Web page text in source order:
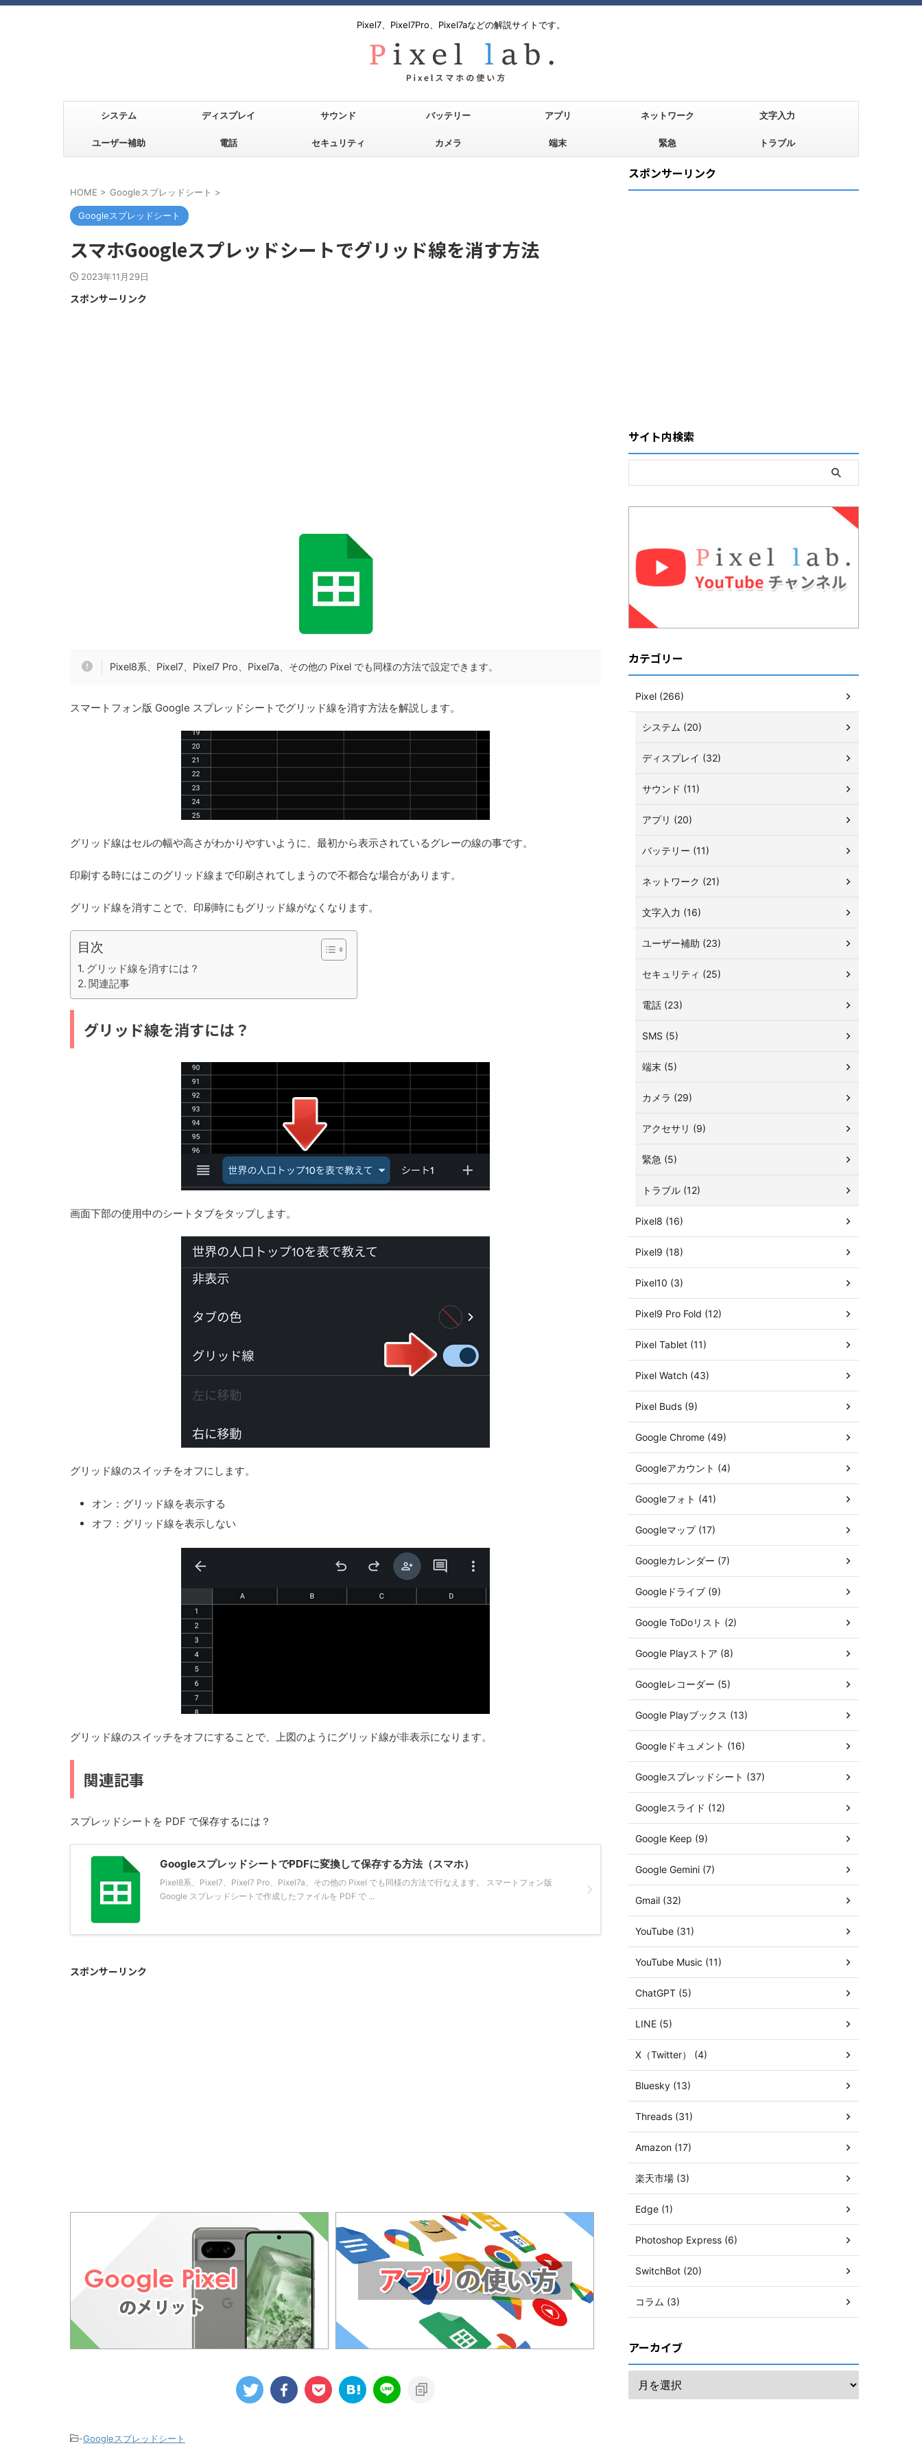
Pixel7、Pixel7Pro、Pixel7aなどの解説サイトです。
システム ディスプレイ サウンド バッテリー アプリ ネットワーク 文字入力
ユーザー補助 電話 セキュリティ カメラ 端末 緊急 トラブル
HOME > Googleスプレッドシート >
Googleスプレッドシート
スマホGoogleスプレッドシートでグリッド線を消す方法
2023年11月29日
スポンサーリンク
Pixel8系、Pixel7、Pixel7 Pro、Pixel7a、その他の Pixel でも同様の方法で設定できます。
スマートフォン版 Google スプレッドシートでグリッド線を消す方法を解説します。
グリッド線はセルの幅や高さがわかりやすいように、最初から表示されているグレーの線の事です。
印刷する時にはこのグリッド線まで印刷されてしまうので不都合な場合があります。
グリッド線を消すことで、印刷時にもグリッド線がなくなります。
目次
グリッド線を消すには？
関連記事
グリッド線を消すには？
画面下部の使用中のシートタブをタップします。
グリッド線のスイッチをオフにします。
オン：グリッド線を表示する
オフ：グリッド線を表示しない
グリッド線のスイッチをオフにすることで、上図のようにグリッド線が非表示になります。
関連記事
スプレッドシートを PDF で保存するには？
GoogleスプレッドシートでPDFに変換して保存する方法（スマホ）
Pixel8系、Pixel7、Pixel7 Pro、Pixel7a、その他の Pixel でも同様の方法で行なえます。 スマートフォン版
Google スプレッドシートで作成したファイルを PDF で ...
スポンサーリンク
-Googleスプレッドシート
スポンサーリンク
サイト内検索
カテゴリー
Pixel (266)
システム (20)
ディスプレイ (32)
サウンド (11)
アプリ (20)
バッテリー (11)
ネットワーク (21)
文字入力 (16)
ユーザー補助 (23)
セキュリティ (25)
電話 (23)
SMS (5)
端末 (5)
カメラ (29)
アクセサリ (9)
緊急 (5)
トラブル (12)
Pixel8 (16)
Pixel9 (18)
Pixel10 (3)
Pixel9 Pro Fold (12)
Pixel Tablet (11)
Pixel Watch (43)
Pixel Buds (9)
Google Chrome (49)
Googleアカウント (4)
Googleフォト (41)
Googleマップ (17)
Googleカレンダー (7)
Googleドライブ (9)
Google ToDoリスト (2)
Google Playストア (8)
Googleレコーダー (5)
Google Playブックス (13)
Googleドキュメント (16)
Googleスプレッドシート (37)
Googleスライド (12)
Google Keep (9)
Google Gemini (7)
Gmail (32)
YouTube (31)
YouTube Music (11)
ChatGPT (5)
LINE (5)
X（Twitter） (4)
Bluesky (13)
Threads (31)
Amazon (17)
楽天市場 (3)
Edge (1)
Photoshop Express (6)
SwitchBot (20)
コラム (3)
アーカイブ